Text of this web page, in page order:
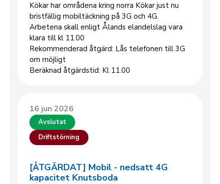
Kökar har områdena kring norra Kökar just nu
bristfällig mobiltäckning på 3G och 4G.
Arbetena skall enligt Ålands elandelslag vara
klara till kl 11.00
Rekommenderad åtgärd: Lås telefonen till 3G
om möjligt
Beräknad åtgärdstid: Kl 11.00
16 jun 2026
Avslutat
Driftstörning
[ÅTGÄRDAT] Mobil - nedsatt 4G
kapacitet Knutsboda